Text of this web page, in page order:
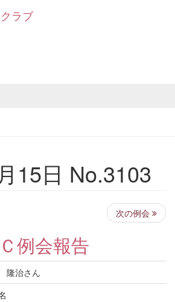
ラブ
15日 No.3103
次の例会
例会報告
隆治さん